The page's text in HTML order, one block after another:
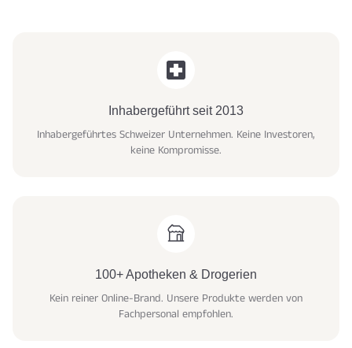
Inhabergeführt seit 2013
Inhabergeführtes Schweizer Unternehmen. Keine Investoren,
keine Kompromisse.
100+ Apotheken & Drogerien
Kein reiner Online-Brand. Unsere Produkte werden von
Fachpersonal empfohlen.